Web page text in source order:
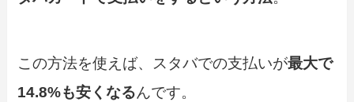
この方法を使えば、スタバでの支払いが最大で
14.8%も安くなるんです。